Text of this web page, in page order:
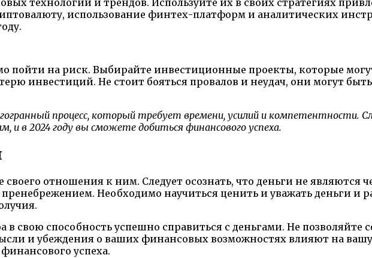
использование финтех-платформ и аналитических
пойти на риск. Выбирайте инвестиционные проекты, которые
инвестиций. Не стоит бояться провалов и неудач, они могут
процесс, который требует времени, усилий и компетентности.
и в 2024 году вы сможете добиться финансового успеха.
отношения к ним. Следует осознать, что деньги не являются
Необходимо научиться ценить и уважать деньги и
свою способность успешно справиться с деньгами. Не позволяйте
и убеждения о ваших финансовых возможностях влияют на вашу
успеха.